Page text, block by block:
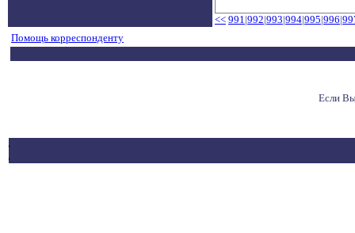
<< 991|992|993|994|995|996|
Помощь корреспонденту
Если